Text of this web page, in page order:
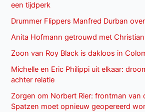
een tijdperk
Drummer Flippers Manfred Durban
Anita Hofmann getrouwd met Christian
Zoon van Roy Black is dakloos in
Michelle en Eric Philippi uit elkaar:
achter relatie
Zorgen om Norbert Rier: frontman van
Spatzen moet opnieuw geopereerd